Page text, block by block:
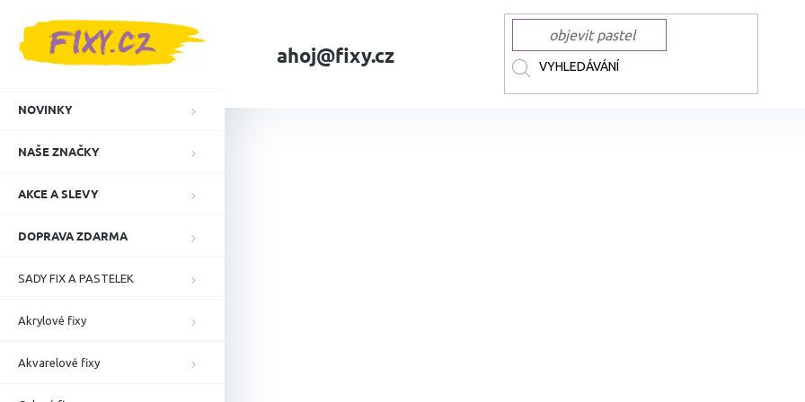
ahoj@fixy.cz
NOVINKY
NAŠE ZNAČKY
AKCE A SLEVY
DOPRAVA ZDARMA
SADY FIX A PASTELEK
Akrylové fixy
Akvarelové fixy